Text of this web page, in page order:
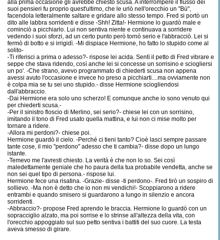
alla prima occasione gli avrebbe chiesto scusa. A interrompere il flusso dei
suoi pensieri fu proprio quest'ultimo, che le urlò nell'orecchio un "Bù",
facendola letteralmente saltare e gridare allo stesso tempo. Fred si portò un
dito alle labbra sorridenti e disse -Shh! Zitta!- Hermione lo guardò male e
cominciò a picchiarlo. Lui non sentiva niente e continuava a sorridere
vedendo i suoi sforzi, ad un certo punto però tornò serio e l'abbracciò. Lei si
fermò di botto e si irrigidì. -Mi dispiace Hermione, ho fatto lo stupido come al
solito-
-Ti riferisci a prima o adesso?- rispose lei acida. Sentì il petto di Fred vibrare e
seppe che stava ridendo, così anche lei si concesse un sorrisino e sciogliersi
un po'. -Che strano, avevo programmato di chiederti scusa non appena
avessi avuto l'occasione e invece ho preso a picchiarti....ma ovviamente non
è colpa mia se tu sei uno stupido.- disse Hermione sciogliendosi
dall'abbraccio.
-Dai Hermione era solo uno scherzo! E comunque anche io sono venuto qui
per chiederti scusa.-
-Per il sinistro floscio di Merlino, sei serio?- chiese lei con un sorrisino,
imitando il tono di Fred usato quella mattina, e lui non ci mise molto per
tornare a ridere.
-Allora mi perdoni?- chiese poi.
Hermione guardò il cielo. -Perché ci tieni tanto? Cioè lasci sempre passare
tante cose, il mio "perdono" adesso che ti cambia?- disse dopo un lungo
istante.
-Temevo me l'avresti chiesto. La verità è che non lo so. Sei così
maledettamente geniale che ho paura della tua probabile vendetta, anche se
non sei quel tipo di persona.- rispose lui.
Hermione fece una risatina. -Grazie- disse -ti perdono-. Fred tirò un sospiro di
sollievo. -Ma non è detto che io non mi vendichi!- Scoppiarono a ridere
entrambi e quando smisero si guardarono a lungo in silenzio e ancora
sorridenti.
-Abbraccio?- propose Fred aprendo le braccia. Hermione lo guardò con un
sopracciglio alzato, ma poi sorrise e lo strinse all'altezza della vita, con
l'orecchio appoggiato sul suo petto sentiva i battiti del suo cuore. La testa
aveva smesso di girare.